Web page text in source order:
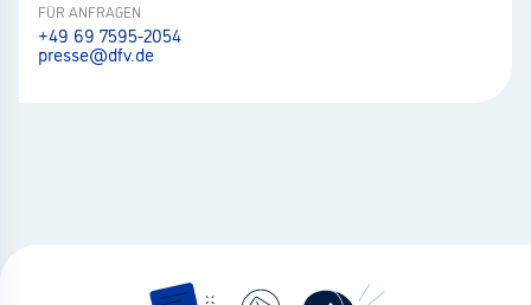
FÜR ANFRAGEN
+49 69 7595-2054
presse@dfv.de